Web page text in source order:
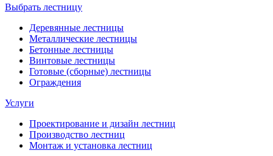
Выбрать лестницу
Деревянные лестницы
Металлические лестницы
Бетонные лестницы
Винтовые лестницы
Готовые (сборные) лестницы
Ограждения
Услуги
Проектирование и дизайн лестниц
Производство лестниц
Монтаж и установка лестниц